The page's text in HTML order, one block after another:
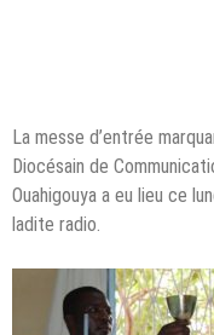
La messe d’entrée
Diocésain de
Ouahigouya a eu lieu ce
ladite radio.